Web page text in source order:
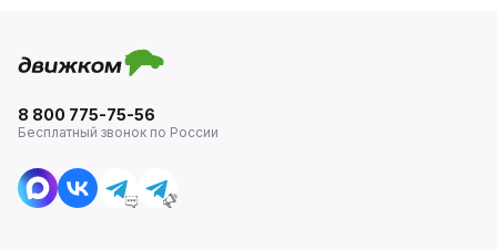
8 800 775-75-56
Бесплатный звонок по России